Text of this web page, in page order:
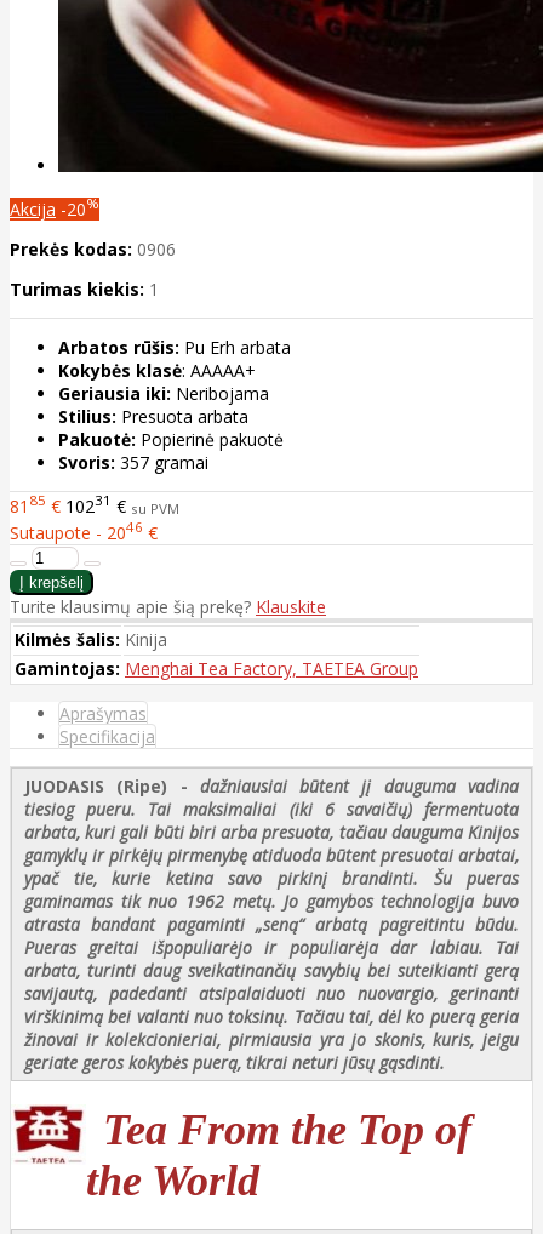
Akcija -20%
Prekės kodas: 0906
Turimas kiekis: 1
Arbatos rūšis: Pu Erh arbata
Kokybės klasė: AAAAA+
Geriausia iki: Neribojama
Stilius: Presuota arbata
Pakuotė: Popierinė pakuotė
Svoris: 357 gramai
81 85 € 10231 € su PVM
Sutaupote - 2046 €
Turite klausimų apie šią prekę? Klauskite
Kilmės šalis: Kinija
Gamintojas: Menghai Tea Factory, TAETEA Group
Aprašymas
Specifikacija
JUODASIS (Ripe) - dažniausiai būtent jį dauguma vadina
tiesiog pueru. Tai maksimaliai (iki 6 savaičių) fermentuota
arbata, kuri gali būti biri arba presuota, tačiau dauguma Kinijos
gamyklų ir pirkėjų pirmenybę atiduoda būtent presuotai arbatai,
ypač tie, kurie ketina savo pirkinį brandinti. Šu pueras
gaminamas tik nuo 1962 metų. Jo gamybos technologija buvo
atrasta bandant pagaminti „seną“ arbatą pagreitintu būdu.
Pueras greitai išpopuliarėjo ir populiarėja dar labiau. Tai
arbata, turinti daug sveikatinančių savybių bei suteikianti gerą
savijautą, padedanti atsipalaiduoti nuo nuovargio, gerinanti
virškinimą bei valanti nuo toksinų. Tačiau tai, dėl ko puerą geria
žinovai ir kolekcionieriai, pirmiausia yra jo skonis, kuris, jeigu
geriate geros kokybės puerą, tikrai neturi jūsų gąsdinti.
Tea From the Top of
the World